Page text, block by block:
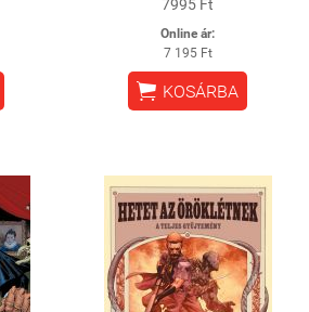
7995 Ft
Online ár:
7 195 Ft
 KOSÁRBA